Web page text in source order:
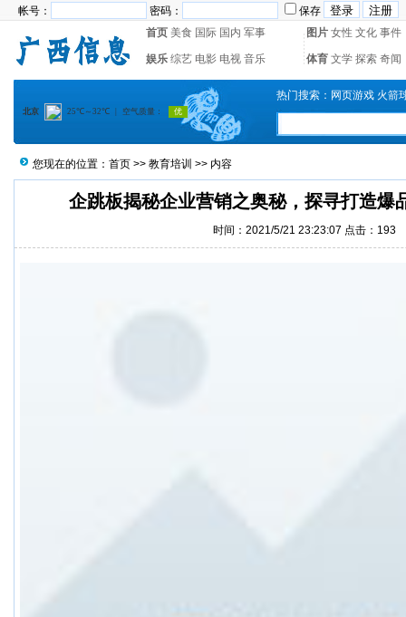
帐号： 密码：
保存
首页 美食 国际 国内 军事 图片 女性 文化 事件
娱乐 综艺 电影 电视 音乐 体育 文学 探索 奇闻
热门搜索： 网页游戏 火箭
您现在的位置： 首页 >> 教育培训 >> 内容
企跳板揭秘企业营销之奥秘，探寻打造爆
时间：2021/5/21 23:23:07 点击： 193